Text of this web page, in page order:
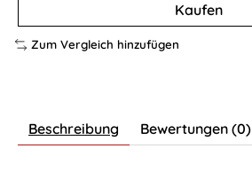
Kaufen
Zum Vergleich hinzufügen
Beschreibung Bewertungen (0)